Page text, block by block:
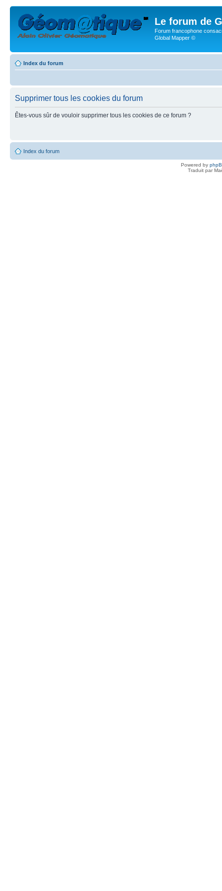
Le forum de
Forum francophone
Global Mapper ©
Index du forum
Supprimer tous les cookies du forum
Êtes-vous sûr de vouloir supprimer tous les cookies de ce forum ?
Index du forum
Powered by
Traduit par